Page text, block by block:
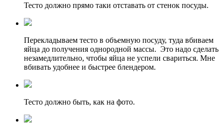
Тесто должно прямо таки отставать от стенок посуды.
Перекладываем тесто в объемную посуду, туда вбиваем
яйца до получения однородной массы. Это надо сделать
незамедлительно, чтобы яйца не успели свариться. Мне
вбивать удобнее и быстрее блендером.
Тесто должно быть, как на фото.